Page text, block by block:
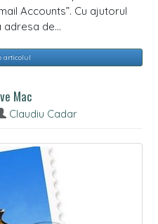
Accounts”. Cu ajutorul
adresa de…
articolul
Mac
Claudiu Cadar